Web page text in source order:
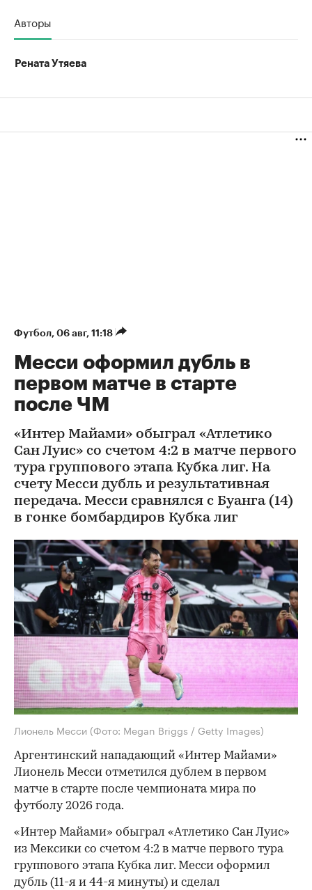
Авторы
Рената Утяева
Футбол⁠, 06 авг, 11:18
Месси оформил дубль в
первом матче в старте
после ЧМ
«Интер Майами» обыграл «Атлетико
Сан Луис» со счетом 4:2 в матче первого
тура группового этапа Кубка лиг. На
счету Месси дубль и результативная
передача. Месси сравнялся с Буанга (14)
в гонке бомбардиров Кубка лиг
Лионель Месси (Фото: Megan Briggs / Getty Images)
Аргентинский нападающий «Интер Майами»
Лионель Месси отметился дублем в первом
матче в старте после чемпионата мира по
футболу 2026 года.
«Интер Майами» обыграл «Атлетико Сан Луис»
из Мексики со счетом 4:2 в матче первого тура
группового этапа Кубка лиг. Месси оформил
дубль (11-я и 44-я минуты) и сделал